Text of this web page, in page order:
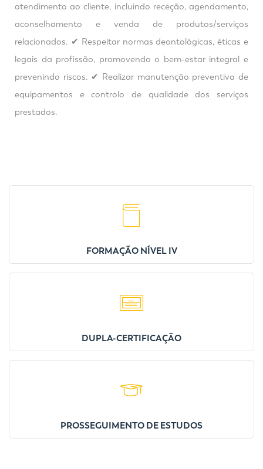
atendimento ao cliente, incluindo receção, agendamento,
aconselhamento e venda de produtos/serviços
relacionados. ✔ Respeitar normas deontológicas, éticas e
legais da profissão, promovendo o bem-estar integral e
prevenindo riscos. ✔ Realizar manutenção preventiva de
equipamentos e controlo de qualidade dos serviços
prestados.
FORMAÇÃO NÍVEL IV
DUPLA-CERTIFICAÇÃO
PROSSEGUIMENTO DE ESTUDOS